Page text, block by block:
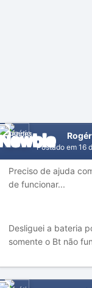
Postado em 16
Preciso de ajuda
de funcionar...
Desliguei a bateria
somente o Bt não